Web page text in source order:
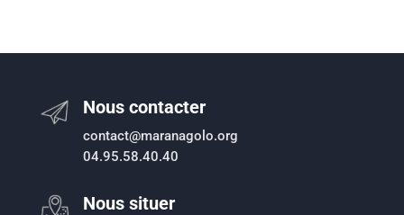
Nous contacter
contact@maranagolo.org
04.95.58.40.40
Nous situer